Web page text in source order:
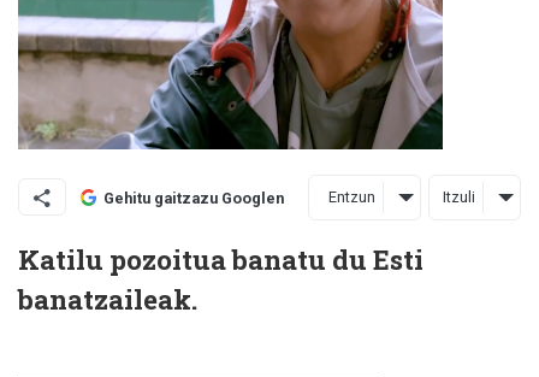
Gehitu gaitzazu Googlen Entzun Itzuli
Katilu pozoitua banatu du Esti
banatzaileak.